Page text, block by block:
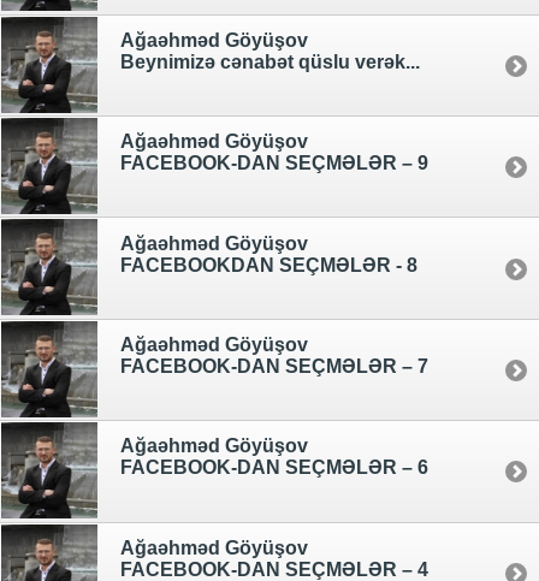
Ağaəhməd Göyüşov
Beynimizə cənabət qüslu verək...
Ağaəhməd Göyüşov
FACEBOOK-DAN SEÇMƏLƏR – 9
Ağaəhməd Göyüşov
FACEBOOKDAN SEÇMƏLƏR - 8
Ağaəhməd Göyüşov
FACEBOOK-DAN SEÇMƏLƏR – 7
Ağaəhməd Göyüşov
FACEBOOK-DAN SEÇMƏLƏR – 6
Ağaəhməd Göyüşov
FACEBOOK-DAN SEÇMƏLƏR – 4